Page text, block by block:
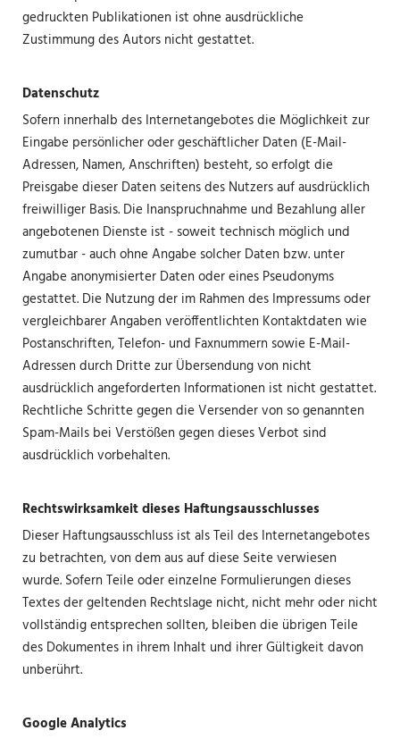
gedruckten Publikationen ist ohne ausdrückliche
Zustimmung des Autors nicht gestattet.
Datenschutz
Sofern innerhalb des Internetangebotes die Möglichkeit zur
Eingabe persönlicher oder geschäftlicher Daten (E-Mail-
Adressen, Namen, Anschriften) besteht, so erfolgt die
Preisgabe dieser Daten seitens des Nutzers auf ausdrücklich
freiwilliger Basis. Die Inanspruchnahme und Bezahlung aller
angebotenen Dienste ist - soweit technisch möglich und
zumutbar - auch ohne Angabe solcher Daten bzw. unter
Angabe anonymisierter Daten oder eines Pseudonyms
gestattet. Die Nutzung der im Rahmen des Impressums oder
vergleichbarer Angaben veröffentlichten Kontaktdaten wie
Postanschriften, Telefon- und Faxnummern sowie E-Mail-
Adressen durch Dritte zur Übersendung von nicht
ausdrücklich angeforderten Informationen ist nicht gestattet.
Rechtliche Schritte gegen die Versender von so genannten
Spam-Mails bei Verstößen gegen dieses Verbot sind
ausdrücklich vorbehalten.
Rechtswirksamkeit dieses Haftungsausschlusses
Dieser Haftungsausschluss ist als Teil des Internetangebotes
zu betrachten, von dem aus auf diese Seite verwiesen
wurde. Sofern Teile oder einzelne Formulierungen dieses
Textes der geltenden Rechtslage nicht, nicht mehr oder nicht
vollständig entsprechen sollten, bleiben die übrigen Teile
des Dokumentes in ihrem Inhalt und ihrer Gültigkeit davon
unberührt.
Google Analytics